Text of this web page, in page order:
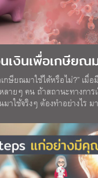
งินเพื่อเกษียณ
กษียณมาใช้ได้หรือไม่?” เมื่
ลายๆ คน ถ้าสถานะทางการ
มาใช้จริงๆ ต้องทำอย่างไร